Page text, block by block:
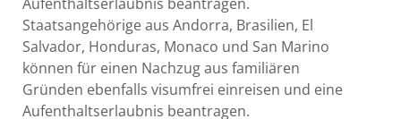
Staatsangehörige aus Andorra, Brasilien, El
Salvador, Honduras, Monaco und San Marino
können für einen Nachzug aus familiären
Gründen ebenfalls visumfrei einreisen und eine
Aufenthaltserlaubnis beantragen.